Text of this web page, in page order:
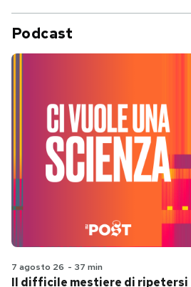
Podcast
7 agosto 26 - 37 min
Il difficile mestiere di ripetersi